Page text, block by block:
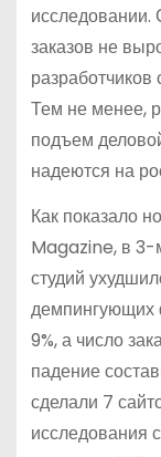
заказов не
разработчиков
Тем не менее,
подъем
надеются на
Как показало
Magazine, в 3-
студий
демпингующих
9%, а число
падение
сделали 7
исследования